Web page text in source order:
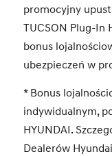
promocyjny
TUCSON Plug-In
bonus
ubezpieczeń w
* Bonus
indywidualnym,
HYUNDAI.
Dealerów